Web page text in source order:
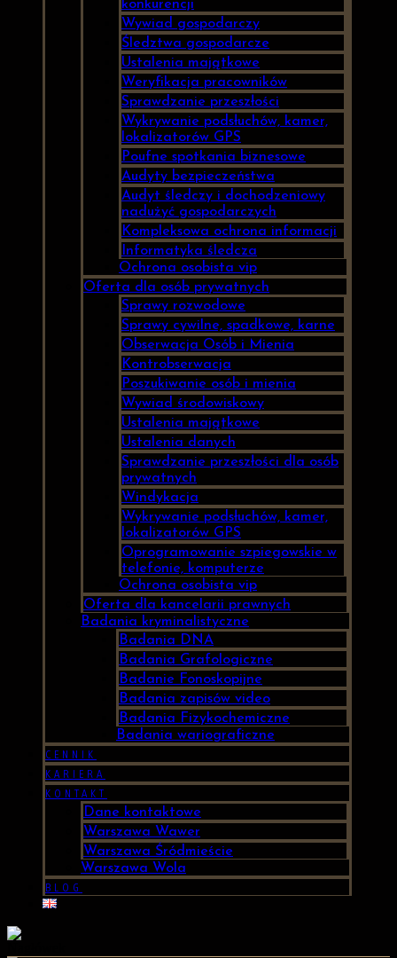
konkurencji
Wywiad gospodarczy
Śledztwa gospodarcze
Ustalenia majątkowe
Weryfikacja pracowników
Sprawdzanie przeszłości
Wykrywanie podsłuchów, kamer,
lokalizatorów GPS
Poufne spotkania biznesowe
Audyty bezpieczeństwa
Audyt śledczy i dochodzeniowy
nadużyć gospodarczych
Kompleksowa ochrona informacji
Informatyka śledcza
Ochrona osobista vip
Oferta dla osób prywatnych
Sprawy rozwodowe
Sprawy cywilne, spadkowe, karne
Obserwacja Osób i Mienia
Kontrobserwacja
Poszukiwanie osób i mienia
Wywiad środowiskowy
Ustalenia majątkowe
Ustalenia danych
Sprawdzanie przeszłości dla osób
prywatnych
Windykacja
Wykrywanie podsłuchów, kamer,
lokalizatorów GPS
Oprogramowanie szpiegowskie w
telefonie, komputerze
Ochrona osobista vip
Oferta dla kancelarii prawnych
Badania kryminalistyczne
Badania DNA
Badania Grafologiczne
Badanie Fonoskopijne
Badania zapisów video
Badania Fizykochemiczne
Badania wariograficzne
CENNIK
KARIERA
KONTAKT
Dane kontaktowe
Warszawa Wawer
Warszawa Śródmieście
Warszawa Wola
BLOG